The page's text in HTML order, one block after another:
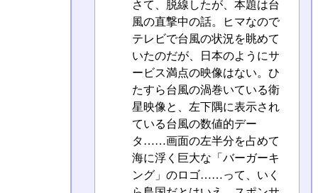
さて、脱線したが、本題は台
風の直撃中の話。ヒマなので
テレビで台風の状況を眺めて
いたのだが、日本のようにサ
ービス満点の映像はない。ひ
たすら台風の渦巻いている衛
星映像と、左下隅に表示され
ている台風の数値的デー
タ……画面の左半分を占めて
海に浮く巨大な「バーガーキ
ング」のロゴ……って、いく